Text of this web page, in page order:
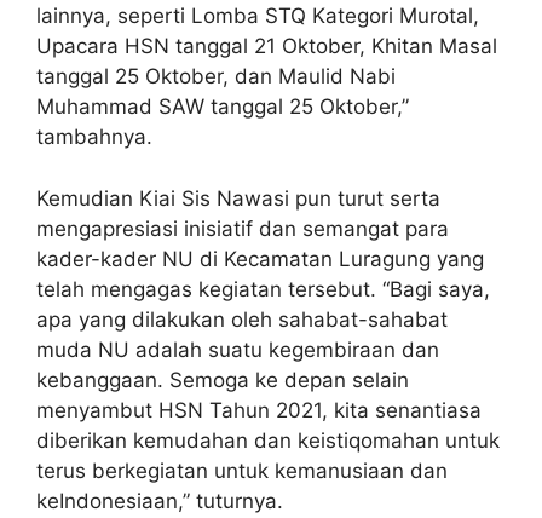
lainnya, seperti Lomba STQ Kategori Murotal,
Upacara HSN tanggal 21 Oktober, Khitan Masal
tanggal 25 Oktober, dan Maulid Nabi
Muhammad SAW tanggal 25 Oktober,”
tambahnya.
Kemudian Kiai Sis Nawasi pun turut serta
mengapresiasi inisiatif dan semangat para
kader-kader NU di Kecamatan Luragung yang
telah mengagas kegiatan tersebut. “Bagi saya,
apa yang dilakukan oleh sahabat-sahabat
muda NU adalah suatu kegembiraan dan
kebanggaan. Semoga ke depan selain
menyambut HSN Tahun 2021, kita senantiasa
diberikan kemudahan dan keistiqomahan untuk
terus berkegiatan untuk kemanusiaan dan
keIndonesiaan,” tuturnya.